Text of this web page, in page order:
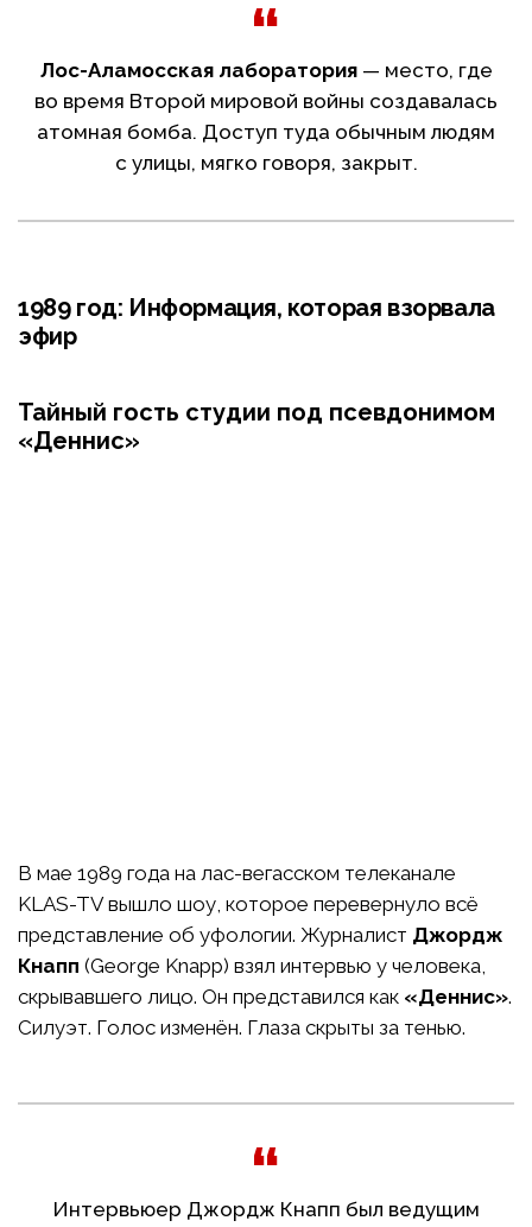
Лос-Аламосская лаборатория— место, где
во время Второй мировой войны создавалась
атомная бомба. Доступ туда обычным людям
с улицы, мягко говоря, закрыт.
1989 год: Информация, которая взорвала
эфир
Тайный гость студии под псевдонимом
«Деннис»
В мае 1989 года на лас-вегасском телеканале
KLAS-TV вышло шоу, которое перевернуло всё
представление об уфологии. Журналист Джордж
Кнапп (George Knapp) взял интервью у человека,
скрывавшего лицо. Он представился как «Деннис».
Силуэт. Голос изменён. Глаза скрыты за тенью.
Интервьюер Джордж Кнапп был ведущим